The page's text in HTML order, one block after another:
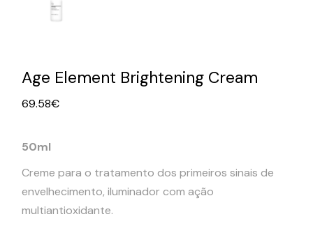
Age Element Brightening Cream
69.58€
50ml
Creme para o tratamento dos primeiros sinais de
envelhecimento, iluminador com ação
multiantioxidante.